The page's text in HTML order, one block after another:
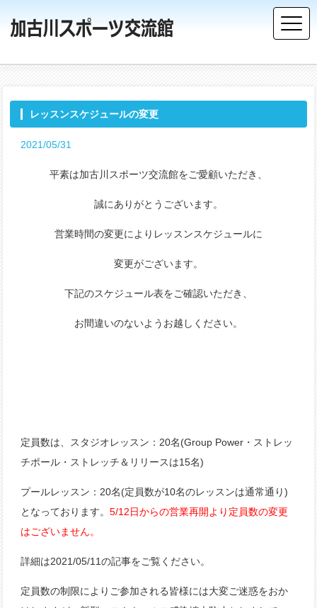
レッスンスケジュールの変更
2021/05/31
平素は加古川スポーツ交流館をご愛顧いただき、
誠にありがとうございます。
営業時間の変更によりレッスンスケジュールに
変更がございます。
下記のスケジュール表をご確認いただき、
お間違いのないようお越しください。
定員数は、スタジオレッスン：20名(Group Power・ストレッ
チポール・ストレッチ＆リリースは15名)
プールレッスン：20名(定員数が10名のレッスンは通常通り)
となっております。5/12日からの営業再開より定員数の変更
はございません。
詳細は2021/05/11の記事をご覧ください。
定員数の制限によりご参加される皆様には大変ご迷惑をおか